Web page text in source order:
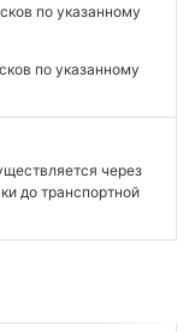
по указанному
по указанному
через
до транспортной